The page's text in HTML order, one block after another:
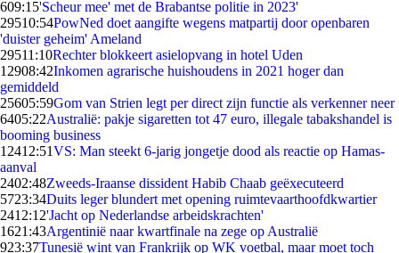
609:15'Scheur mee' met de Brabantse politie in 2023'
29510:54PowNed doet aangifte wegens matpartij door openbaren
'duister geheim' Ameland
29511:10Rechter blokkeert asielopvang in hotel Uden
12908:42Inkomen agrarische huishoudens in 2021 hoger dan
gemiddeld
25605:59Gom van Strien legt per direct zijn functie als verkenner neer
6405:22Australië: pakje sigaretten tot 47 euro, illegale tabakshandel is
booming business
12412:51VS: Man steekt 6-jarig jongetje dood als reactie op Hamas-
aanval
2402:48Zweeds-Iraanse dissident Habib Chaab geëxecuteerd
5723:34Duits leger blundert met opening ruimtevaarthoofdkwartier
2412:12'Jacht op Nederlandse arbeidskrachten'
1621:43Argentinië naar kwartfinale na zege op Australië
923:37Tunesië wint van Frankrijk op WK voetbal, maar moet toch